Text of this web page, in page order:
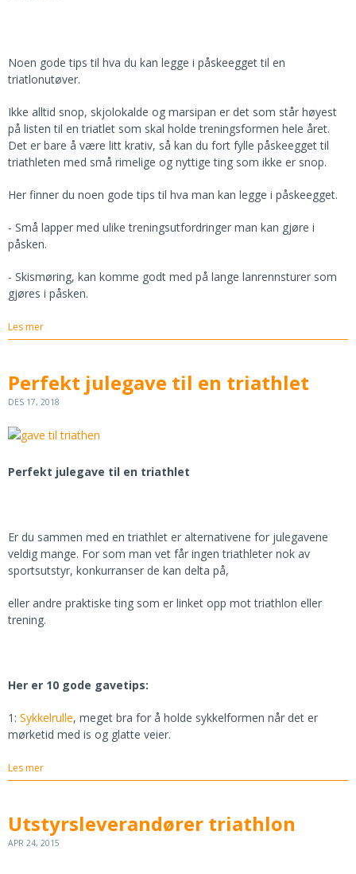
Noen gode tips til hva du kan legge i påskeegget til en
triatlonutøver.
Ikke alltid snop, skjolokalde og marsipan er det som står høyest
på listen til en triatlet som skal holde treningsformen hele året.
Det er bare å være litt krativ, så kan du fort fylle påskeegget til
triathleten med små rimelige og nyttige ting som ikke er snop.
Her finner du noen gode tips til hva man kan legge i påskeegget.
- Små lapper med ulike treningsutfordringer man kan gjøre i
påsken.
- Skismøring, kan komme godt med på lange lanrennsturer som
gjøres i påsken.
Les mer
Perfekt julegave til en triathlet
DES 17, 2018
Perfekt julegave til en triathlet
Er du sammen med en triathlet er alternativene for julegavene
veldig mange. For som man vet får ingen triathleter nok av
sportsutstyr, konkurranser de kan delta på,
eller andre praktiske ting som er linket opp mot triathlon eller
trening.
Her er 10 gode gavetips:
1: Sykkelrulle, meget bra for å holde sykkelformen når det er
mørketid med is og glatte veier.
Les mer
Utstyrsleverandører triathlon
APR 24, 2015